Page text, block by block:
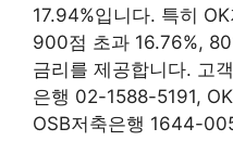
17.94%입니다. 특히
900점 초과 16.76%,
금리를 제공합니다. 고
은행 02-1588-5191,
OSB저축은행 1644-